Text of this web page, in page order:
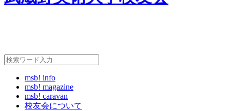
msb! info
msb! magazine
msb! caravan
校友会について